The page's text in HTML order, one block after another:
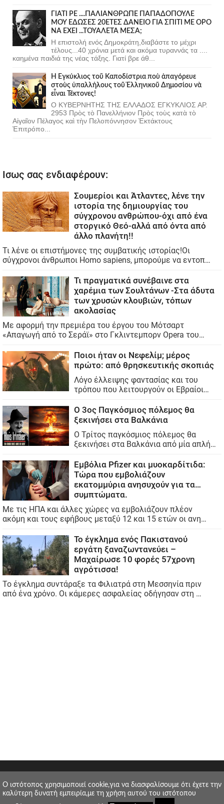
ΓΙΑΤΙ ΡΕ ....ΠΑΛΙΑΝΘΡΩΠΕ ΠΑΠΑΔΟΠΟΥΛΕ
ΜΟΥ ΕΔΩΣΕΣ 20ΕΤΕΣ ΔΑΝΕΙΟ ΓΙΑ ΣΠΙΤΙ ΜΕ ΟΡΟ
ΝΑ ΕΧΕΙ ...ΤΟΥΑΛΕΤΑ ΜΕΣΑ;
Η επιστολή ενός Δημοκράτη,διαβάστε το μέχρι
τέλους...40 χρόνια μετά και ακόμα τυραννάς τα ....
καημένα παιδιά της νέας τάξης. Γιατί βρε άθ...
Ἡ Ἐγκύκλιος τοῦ Καποδίστρια ποὺ ἀπαγόρευε
στοὺς ὑπαλλήλους τοῦ Ἑλληνικοῦ Δημοσίου νὰ
εἶναι Τέκτονες!
Ο ΚΥΒΕΡΝΗΤΗΣ ΤΗΣ ΕΛΛΑΔΟΣ ΕΓΚΥΚΛΙΟΣ ΑΡ.
2953 Πρὸς τὸ Πανελλήνιον Πρὸς τοὺς κατὰ τὸ
Αἰγαῖον Πέλαγος καὶ τὴν Πελοπόννησον Ἐκτάκτους
Ἐπιτρόπο...
O ιστότοπος χρησιμοποιεί cookie,για να διασφαλίσουμε ότι έχετε την
καλύτερη δυνατή εμπειρία,με τη χρήση αυτού του ιστότοπου